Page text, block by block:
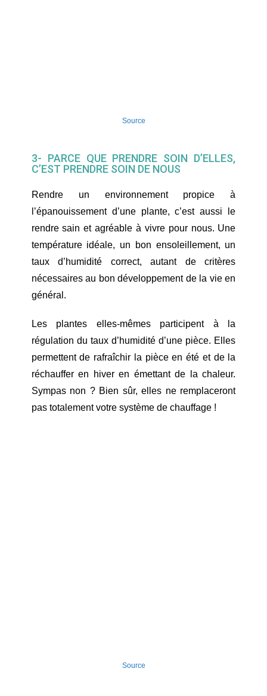
Source
3- PARCE QUE PRENDRE SOIN D’ELLES,
C’EST PRENDRE SOIN DE NOUS
Rendre un environnement propice à
l’épanouissement d’une plante, c’est aussi le
rendre sain et agréable à vivre pour nous. Une
température idéale, un bon ensoleillement, un
taux d’humidité correct, autant de critères
nécessaires au bon développement de la vie en
général.
Les plantes elles-mêmes participent à la
régulation du taux d’humidité d’une pièce. Elles
permettent de rafraîchir la pièce en été et de la
réchauffer en hiver en émettant de la chaleur.
Sympas non ? Bien sûr, elles ne remplaceront
pas totalement votre système de chauffage !
Source